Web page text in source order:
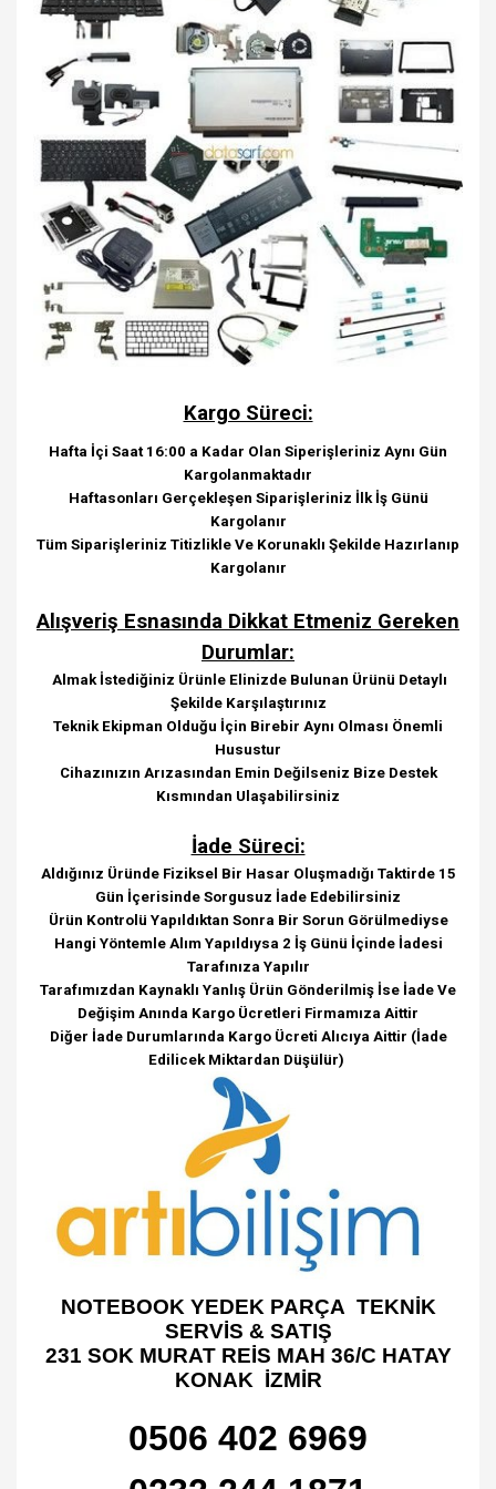
Kargo Süreci:
Hafta İçi Saat 16:00 a Kadar Olan Siperişleriniz Aynı Gün
Kargolanmaktadır
Haftasonları Gerçekleşen Siparişleriniz İlk İş Günü
Kargolanır
Tüm Siparişleriniz Titizlikle Ve Korunaklı Şekilde Hazırlanıp
Kargolanır
Alışveriş Esnasında Dikkat Etmeniz Gereken
Durumlar:
Almak İstediğiniz Ürünle Elinizde Bulunan Ürünü Detaylı
Şekilde Karşılaştırınız
Teknik Ekipman Olduğu İçin Birebir Aynı Olması Önemli
Husustur
Cihazınızın Arızasından Emin Değilseniz Bize Destek
Kısmından Ulaşabilirsiniz
İade Süreci:
Aldığınız Üründe Fiziksel Bir Hasar Oluşmadığı Taktirde 15
Gün İçerisinde Sorgusuz İade Edebilirsiniz
Ürün Kontrolü Yapıldıktan Sonra Bir Sorun Görülmediyse
Hangi Yöntemle Alım Yapıldıysa 2 İş Günü İçinde İadesi
Tarafınıza Yapılır
Tarafımızdan Kaynaklı Yanlış Ürün Gönderilmiş İse İade Ve
Değişim Anında Kargo Ücretleri Firmamıza Aittir
Diğer İade Durumlarında Kargo Ücreti Alıcıya Aittir (İade
Edilicek Miktardan Düşülür)
NOTEBOOK YEDEK PARÇA TEKNİK
SERVİS & SATIŞ
231 SOK MURAT REİS MAH 36/C HATAY
KONAK İZMİR
0506 402 6969